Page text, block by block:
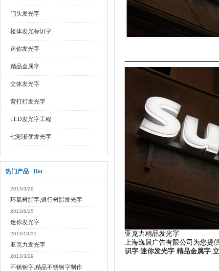
门头发光字
楼体发光标识字
迷你发光字
精品金属字
立体发光字
背打灯发光字
LED发光字工程
七彩渐变发光字
热门产品 Hot
2013/3/29
环氧树脂字,银行树脂发光字
2013/6/25
迷你发光字
2013/10/31
亚克力发光字
2013/3/29
不锈钢字,精品不锈钢字制作
亚克力精品发光字
上海逸晨广告有限公司为您提
识字 迷你发光字 精品金属字